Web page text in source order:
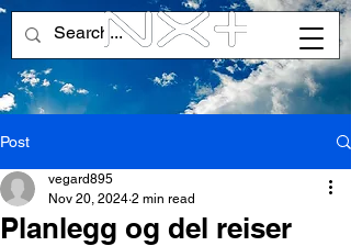
Post
Planlegg og del reiser
vegard895
Nov 20, 2024 2 min read